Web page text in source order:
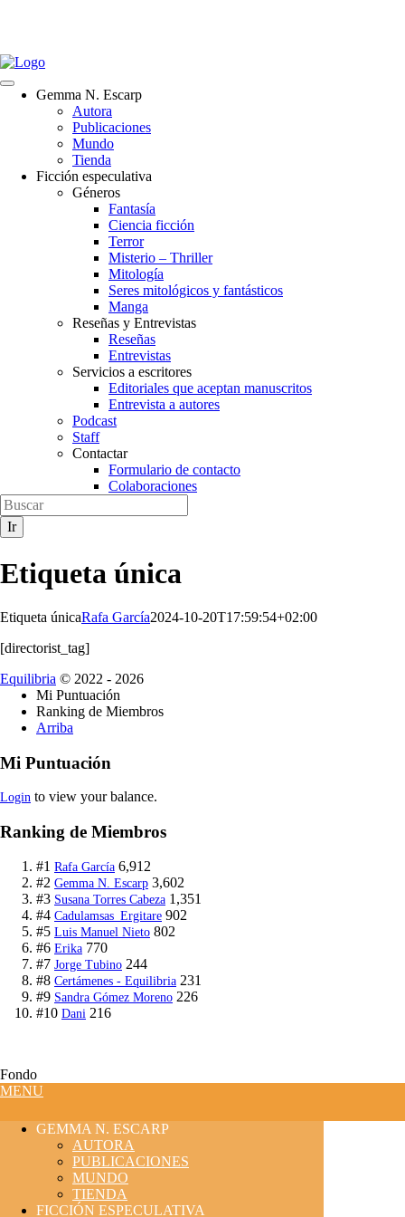
Gemma N. Escarp
Autora
Publicaciones
Mundo
Tienda
Ficción especulativa
Géneros
Fantasía
Ciencia ficción
Terror
Misterio – Thriller
Mitología
Seres mitológicos y fantásticos
Manga
Reseñas y Entrevistas
Reseñas
Entrevistas
Servicios a escritores
Editoriales que aceptan manuscritos
Entrevista a autores
Podcast
Staff
Contactar
Formulario de contacto
Colaboraciones
Etiqueta única
Etiqueta únicaRafa García2024-10-20T17:59:54+02:00
[directorist_tag]
Equilibria © 2022 - 2026
Mi Puntuación
Ranking de Miembros
Arriba
Mi Puntuación
Login to view your balance.
Ranking de Miembros
#1 Rafa García 6,912
#2 Gemma N. Escarp 3,602
#3 Susana Torres Cabeza 1,351
#4 Cadulamsas_Ergitare 902
#5 Luis Manuel Nieto 802
#6 Erika 770
#7 Jorge Tubino 244
#8 Certámenes - Equilibria 231
#9 Sandra Gómez Moreno 226
#10 Dani 216
Fondo
MENU
GEMMA N. ESCARP
AUTORA
PUBLICACIONES
MUNDO
TIENDA
FICCIÓN ESPECULATIVA